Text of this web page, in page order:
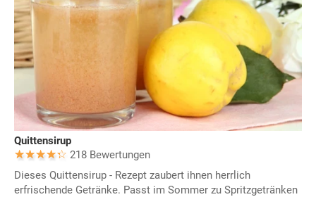
Quittensirup
218 Bewertungen
Dieses Quittensirup - Rezept zaubert ihnen herrlich
erfrischende Getränke. Passt im Sommer zu Spritzgetränken